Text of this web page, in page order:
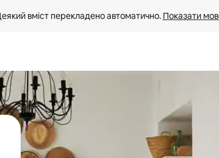
вміст перекладено автоматично. Показати